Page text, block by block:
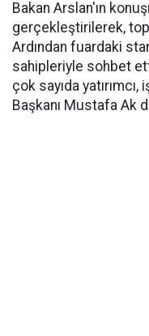
Bakan Arslan'ın
gerçekleştirilerek,
Ardından fuardaki
sahipleriyle sohbet
çok sayıda
Başkanı Mustafa Ak